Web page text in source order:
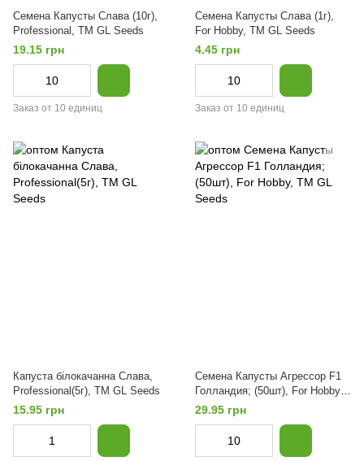
Семена Капусты Слава (10г),
Professional, TM GL Seeds
19.15 грн
Заказ от 10 единиц
Семена Капусты Слава (1г),
For Hobby, TM GL Seeds
4.45 грн
Заказ от 10 единиц
Капуста білокачанна Слава,
Professional(5г), TM GL Seeds
15.95 грн
Семена Капусты Агрессор F1
Голландия; (50шт), For Hobby,
TM GL Seeds
29.95 грн